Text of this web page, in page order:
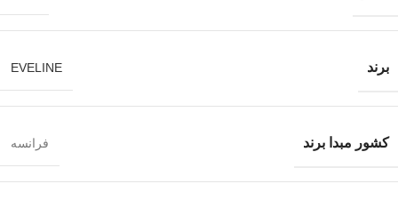
برند EVELINE
کشور مبدا برند فرانسه